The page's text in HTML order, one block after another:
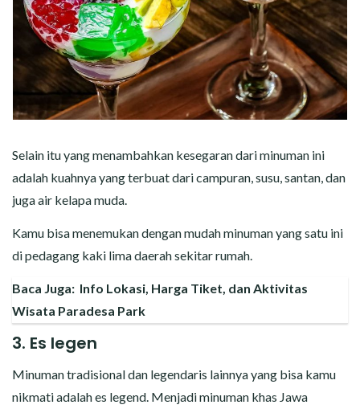
Selain itu yang menambahkan kesegaran dari minuman ini
adalah kuahnya yang terbuat dari campuran, susu, santan, dan
juga air kelapa muda.
Kamu bisa menemukan dengan mudah minuman yang satu ini
di pedagang kaki lima daerah sekitar rumah.
Baca Juga: Info Lokasi, Harga Tiket, dan Aktivitas
Wisata Paradesa Park
3. Es legen
Minuman tradisional dan legendaris lainnya yang bisa kamu
nikmati adalah es legend. Menjadi minuman khas Jawa